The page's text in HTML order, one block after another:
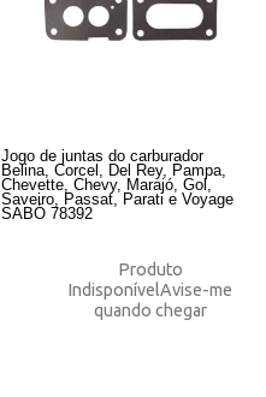
Jogo de juntas do carburador
Belina, Corcel, Del Rey, Pampa,
Chevette, Chevy, Marajó, Gol,
Saveiro, Passat, Parati e Voyage
SABÓ 78392
Produto
IndisponívelAvise-me
quando chegar